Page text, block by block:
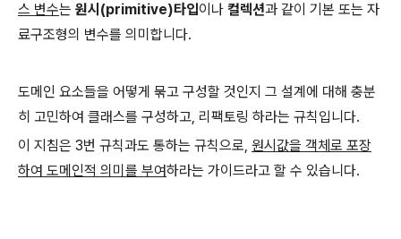
스 변수는 원시(primitive)타입이나 컬렉션과 같이 기본 또는 자
료구조형의 변수를 의미합니다.
도메인 요소들을 어떻게 묶고 구성할 것인지 그 설계에 대해 충분
히 고민하여 클래스를 구성하고, 리팩토링 하라는 규칙입니다.
이 지침은 3번 규칙과도 통하는 규칙으로, 원시값을 객체로 포장
하여 도메인적 의미를 부여하라는 가이드라고 할 수 있습니다.